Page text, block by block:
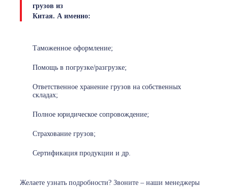
грузов из
Китая. А именно:
Таможенное оформление;
Помощь в погрузке/разгрузке;
Ответственное хранение грузов на собственных
складах;
Полное юридическое сопровождение;
Страхование грузов;
Сертификация продукции и др.
Желаете узнать подробности? Звоните – наши менеджеры